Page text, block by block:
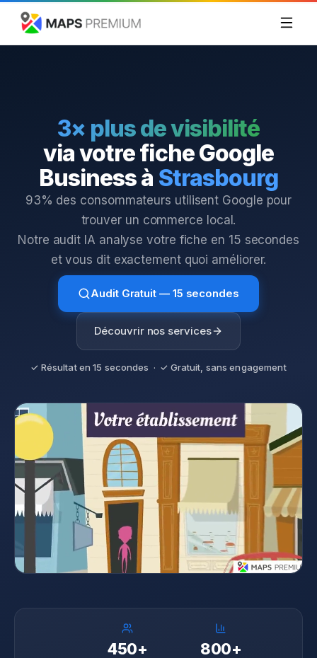
3× plus de visibilité
via votre fiche Google
Business à Strasbourg
93% des consommateurs utilisent Google pour
trouver un commerce local.
Notre audit IA analyse votre fiche en 15 secondes
et vous dit exactement quoi améliorer.
Audit Gratuit — 15 secondes
Découvrir nos services
✓ Résultat en 15 secondes · ✓ Gratuit, sans engagement
450+ 800+